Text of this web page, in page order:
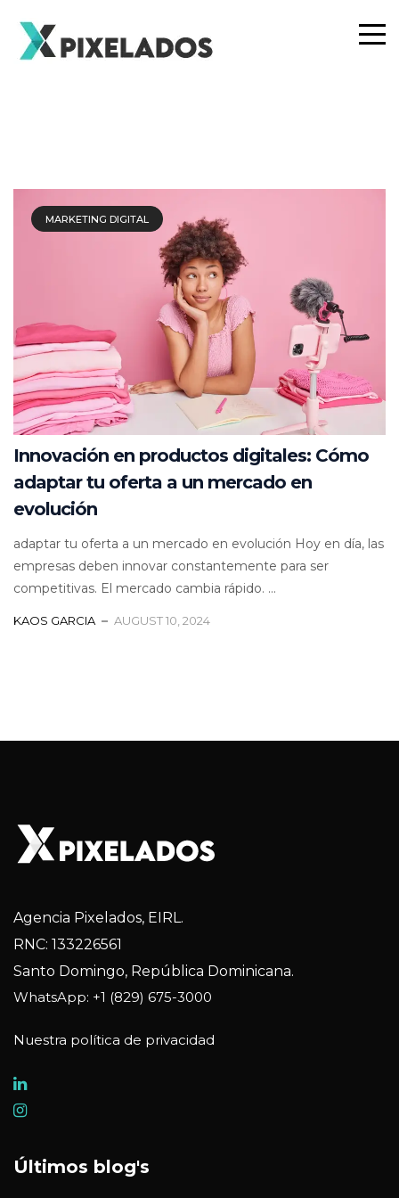
MARKETING DIGITAL
Innovación en productos digitales: Cómo
adaptar tu oferta a un mercado en
evolución
adaptar tu oferta a un mercado en evolución Hoy en día, las
empresas deben innovar constantemente para ser
competitivas. El mercado cambia rápido. ...
KAOS GARCIA AUGUST 10, 2024
Agencia Pixelados, EIRL.
RNC: 133226561
Santo Domingo, República Dominicana.
WhatsApp: +1 (829) 675-3000
Nuestra política de privacidad
Últimos blog's